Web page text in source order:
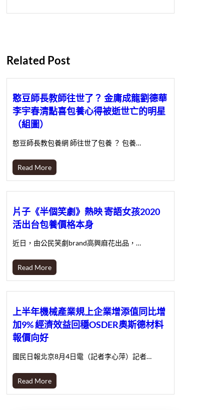
Related Post
憨豆師長教師往世了？ 金庸成龍劉德華
李宇春清點喜包養心得被逝世亡的明星
（組圖）
憨豆師長教包養網 師往世了包養 ？ 包養…
Read More
片子《半個笑劇》熱映 寄語女孩2020
活出台包養價格本身
近日，由公民笑劇brand高興麻花出品，…
Read More
上半年機械產業規上企業增添值同比增
加9% 經濟效益回穩OSDER奧斯德材料
報價向好
國民日報北京8月4日電（記者李心萍）記者…
Read More